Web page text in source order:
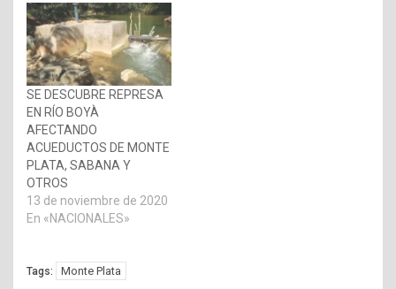
SE DESCUBRE REPRESA
EN RÍO BOYÀ
AFECTANDO
ACUEDUCTOS DE MONTE
PLATA, SABANA Y
OTROS
13 de noviembre de 2020
En «NACIONALES»
Tags: Monte Plata